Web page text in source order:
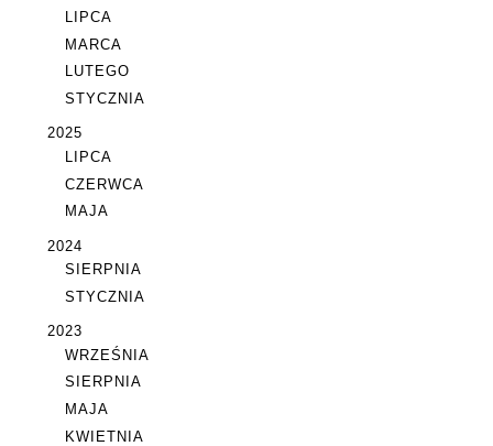
LIPCA
MARCA
LUTEGO
STYCZNIA
2025
LIPCA
CZERWCA
MAJA
2024
SIERPNIA
STYCZNIA
2023
WRZEŚNIA
SIERPNIA
MAJA
KWIETNIA